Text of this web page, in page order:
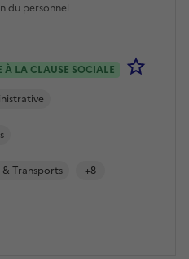
du personnel
À LA CLAUSE SOCIALE
& Transports +8